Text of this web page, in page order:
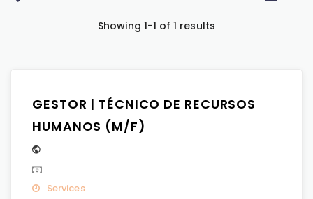
Showing 1-1 of 1 results
GESTOR | TÉCNICO DE RECURSOS
HUMANOS (M/F)
Services